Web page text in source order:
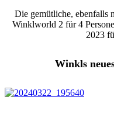
Die gemütliche, ebenfalls
Winklworld 2 für 4
2023
Winkls